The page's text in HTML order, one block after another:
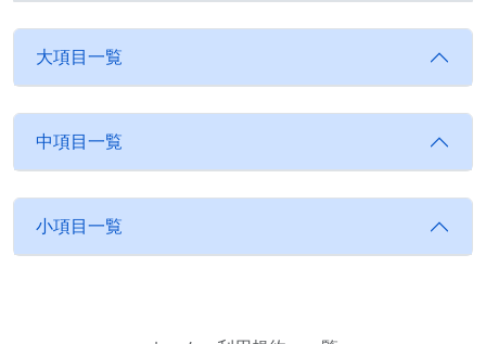
大項目一覧
中項目一覧
小項目一覧